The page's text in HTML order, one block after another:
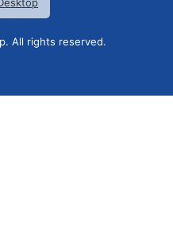
. All rights reserved.